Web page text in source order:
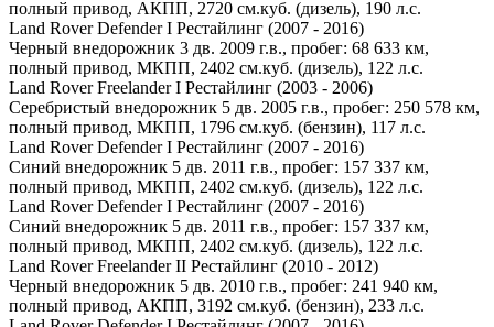
полный привод, АКПП, 2720 см.куб. (дизель), 190 л.с.
Land Rover Defender I Рестайлинг (2007 - 2016)
Черный внедорожник 3 дв. 2009 г.в., пробег: 68 633 км,
полный привод, МКПП, 2402 см.куб. (дизель), 122 л.с.
Land Rover Freelander I Рестайлинг (2003 - 2006)
Серебристый внедорожник 5 дв. 2005 г.в., пробег: 250 578 км,
полный привод, МКПП, 1796 см.куб. (бензин), 117 л.с.
Land Rover Defender I Рестайлинг (2007 - 2016)
Синий внедорожник 5 дв. 2011 г.в., пробег: 157 337 км,
полный привод, МКПП, 2402 см.куб. (дизель), 122 л.с.
Land Rover Defender I Рестайлинг (2007 - 2016)
Синий внедорожник 5 дв. 2011 г.в., пробег: 157 337 км,
полный привод, МКПП, 2402 см.куб. (дизель), 122 л.с.
Land Rover Freelander II Рестайлинг (2010 - 2012)
Черный внедорожник 5 дв. 2010 г.в., пробег: 241 940 км,
полный привод, АКПП, 3192 см.куб. (бензин), 233 л.с.